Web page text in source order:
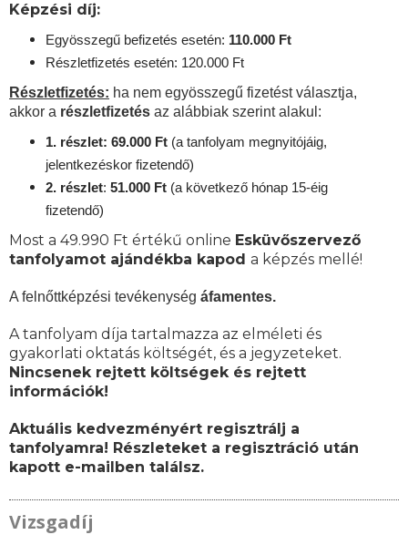
Képzési díj:
Egyösszegű befizetés esetén: 110.000 Ft
Részletfizetés esetén: 120.000 Ft
Részletfizetés: ha nem egyösszegű fizetést választja,
akkor a részletfizetés az alábbiak szerint alakul:
1. részlet: 69.000 Ft (a tanfolyam megnyitójáig,
jelentkezéskor fizetendő)
2. részlet: 51.000 Ft (a következő hónap 15-éig
fizetendő)
Most a 49.990 Ft értékű online Esküvőszervező
tanfolyamot ajándékba kapod a képzés mellé!
A felnőttképzési tevékenység áfamentes.
A tanfolyam díja tartalmazza az elméleti és
gyakorlati oktatás költségét, és a jegyzeteket.
Nincsenek rejtett költségek és rejtett
információk!
Aktuális kedvezményért regisztrálj a
tanfolyamra! Részleteket a regisztráció után
kapott e-mailben találsz.
Vizsgadíj